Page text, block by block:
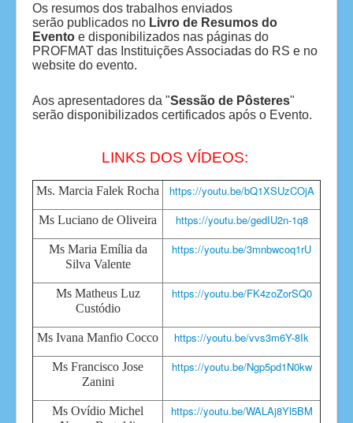
Os resumos dos trabalhos enviados
serão publicados no Livro de Resumos do
Evento e disponibilizados nas páginas do
PROFMAT das Instituições Associadas do RS e no
website do evento.
Aos apresentadores da "Sessão de Pôsteres"
serão disponibilizados certificados após o Evento.
LINKS DOS VÍDEOS:
Ms. Marcia Falek Rocha https://youtu.be/bQ1XSUzCOjA
Ms Luciano de Oliveira https://youtu.be/gedIU2n-1q8
Ms Maria Emília da
Silva Valente
https://youtu.be/3mnbwcoq1rU
Ms Matheus Luz
Custódio
https://youtu.be/FK4zoZorSQ0
Ms Ivana Manfio Cocco https://youtu.be/vvs3m6Y-8Ik
Ms Francisco Jose
Zanini
https://youtu.be/Ngp5pd1N0kw
Ms Ovídio Michel
https://youtu.be/WALAj8Yl5BM